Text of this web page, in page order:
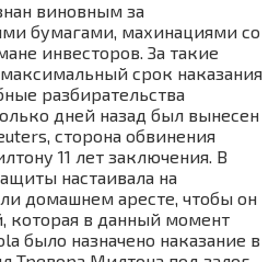
виновным за
бумагами, махинациями со
инвесторов. За такие
срок наказания
разбирательства
дней назад был вынесен
сторона обвинения
11 лет заключения. В
настаивала на
домашнем аресте, чтобы он
которая в данный момент
было назначено наказание в